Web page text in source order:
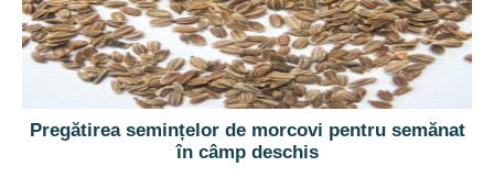
Pregătirea semințelor de morcovi pentru semănat
în câmp deschis